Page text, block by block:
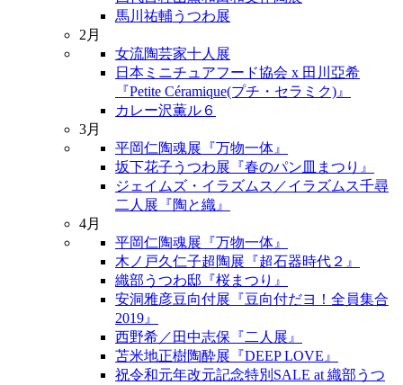
馬川祐輔うつわ展
2月
女流陶芸家十人展
日本ミニチュアフード協会 x 田川亞希
『Petite Céramique(プチ・セラミク)』
カレー沢薫ル６
3月
平岡仁陶魂展『万物一体』
坂下花子うつわ展『春のパン皿まつり』
ジェイムズ・イラズムス／イラズムス千尋
二人展『陶と織』
4月
平岡仁陶魂展『万物一体』
木ノ戸久仁子超陶展『超石器時代２』
織部うつわ邸『桜まつり』
安洞雅彦豆向付展『豆向付だヨ！全員集合
2019』
西野希／田中志保『二人展』
苫米地正樹陶酔展『DEEP LOVE』
祝令和元年改元記念特別SALE at 織部うつ